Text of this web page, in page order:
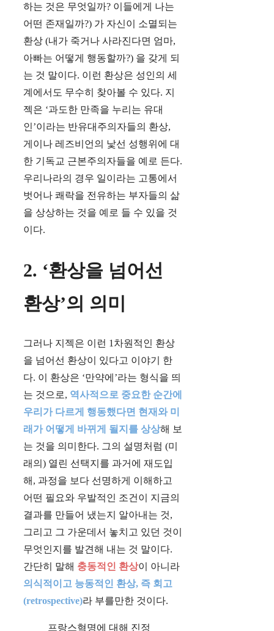
하는 것은 무엇일까? 이들에게 나는
어떤 존재일까?) 가 자신이 소멸되는
환상 (내가 죽거나 사라진다면 엄마,
아빠는 어떻게 행동할까?) 을 갖게 되
는 것 말이다. 이런 환상은 성인의 세
계에서도 무수히 찾아볼 수 있다. 지
젝은 ‘과도한 만족을 누리는 유대
인’이라는 반유대주의자들의 환상,
게이나 레즈비언의 낯선 성행위에 대
한 기독교 근본주의자들을 예로 든다.
우리나라의 경우 일이라는 고통에서
벗어나 쾌락을 전유하는 부자들의 삶
을 상상하는 것을 예로 들 수 있을 것
이다.
2. ‘환상을 넘어선
환상’의 의미
그러나 지젝은 이런 1차원적인 환상
을 넘어선 환상이 있다고 이야기 한
다. 이 환상은 ‘만약에’라는 형식을 띄
는 것으로, 역사적으로 중요한 순간에
우리가 다르게 행동했다면 현재와 미
래가 어떻게 바뀌게 될지를 상상해 보
는 것을 의미한다. 그의 설명처럼 (미
래의) 열린 선택지를 과거에 재도입
해, 과정을 보다 선명하게 이해하고
어떤 필요와 우발적인 조건이 지금의
결과를 만들어 냈는지 알아내는 것,
그리고 그 가운데서 놓치고 있던 것이
무엇인지를 발견해 내는 것 말이다.
간단히 말해 충동적인 환상이 아니라
의식적이고 능동적인 환상, 즉 회고
(retrospective)라 부를만한 것이다.
프랑스혁명에 대해 진정